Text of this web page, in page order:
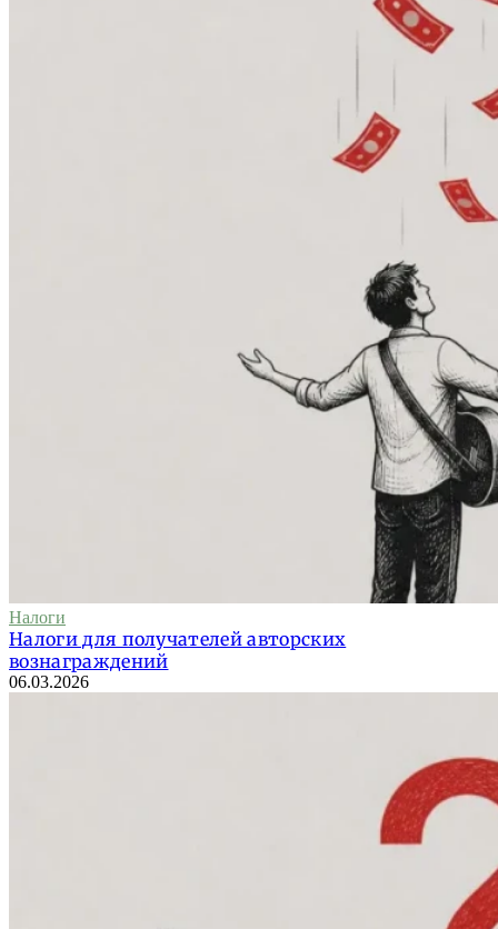
Налоги
Налоги для получателей авторских
вознаграждений
06.03.2026